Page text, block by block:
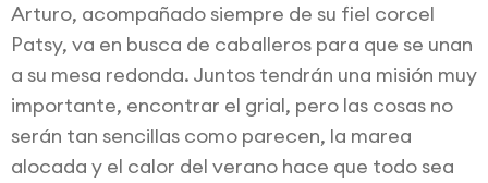
Arturo, acompañado siempre de su fiel corcel
Patsy, va en busca de caballeros para que se unan
a su mesa redonda. Juntos tendrán una misión muy
importante, encontrar el grial, pero las cosas no
serán tan sencillas como parecen, la marea
alocada y el calor del verano hace que todo sea